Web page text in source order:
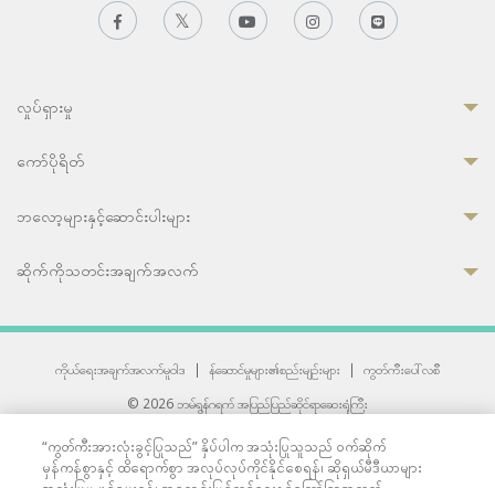
လှုပ်ရှားမှု
ကော်ပိုရိတ်
ဘလော့များနှင့်ဆောင်းပါးများ
ဆိုက်ကိုသတင်းအချက်အလက်
ကိုယ်ရေးအချက်အလက်မူဝါဒ | န်ဆောင်မှုများ၏စည်းမျဉ်းများ |
ကွတ်ကီးပေါ်လစီ
© 2026 ဘမ်ရွန်ဂရက် အပြည်ပြည်ဆိုင်ရာဆေးရုံကြီး
33 Sukhumvit 3, Wattana, Bangkok 10110 Thailand.
All rights reserved.
“ကွတ်ကီးအားလုံးခွင့်ပြုသည်” နှိပ်ပါက အသုံးပြုသူသည် ဝက်ဆိုက်
မှန်ကန်စွာနှင့် ထိရောက်စွာ အလုပ်လုပ်ကိုင်နိုင်စေရန်၊ ဆိုရှယ်မီဒီယာများ